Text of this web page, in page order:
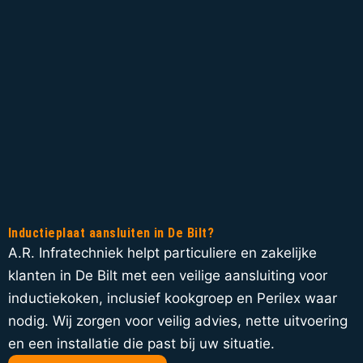
Inductieplaat aansluiten in De Bilt?
A.R. Infratechniek helpt particuliere en zakelijke
klanten in De Bilt met een veilige aansluiting voor
inductiekoken, inclusief kookgroep en Perilex waar
nodig. Wij zorgen voor veilig advies, nette uitvoering
en een installatie die past bij uw situatie.